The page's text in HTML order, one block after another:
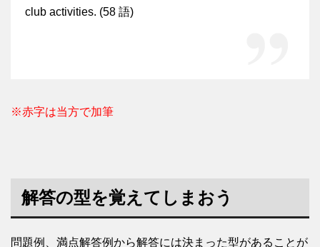
club activities. (58 語)
※赤字は当方で加筆
解答の型を覚えてしまおう
問題例、満点解答例から解答には決まった型があることが